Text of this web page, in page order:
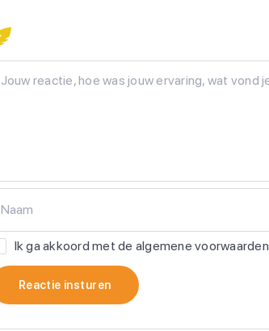
Naam
Ik ga akkoord met de algemene voorwaarden
Reactie insturen